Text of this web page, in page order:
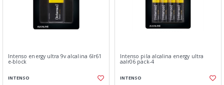
Intenso energy ultra 9v alcalina 6lr61
e-block
INTENSO
Intenso pila alcalina energy ultra
aalr06 pack-4
INTENSO